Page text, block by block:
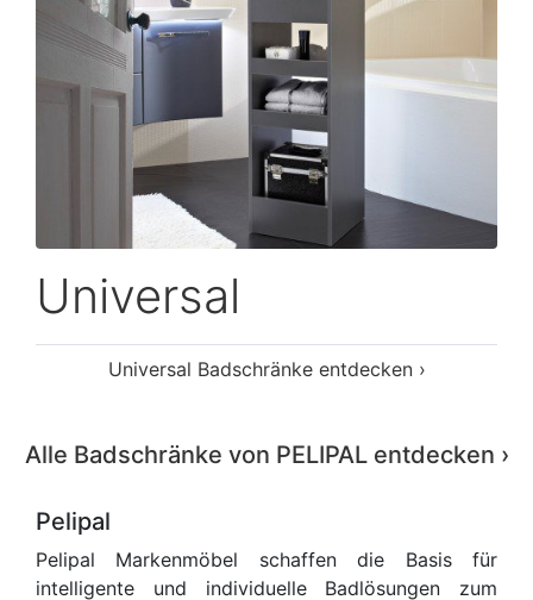
Universal
Universal Badschränke entdecken ›
Alle Badschränke von PELIPAL entdecken ›
Pelipal
Pelipal Markenmöbel schaffen die Basis für
intelligente und individuelle Badlösungen zum